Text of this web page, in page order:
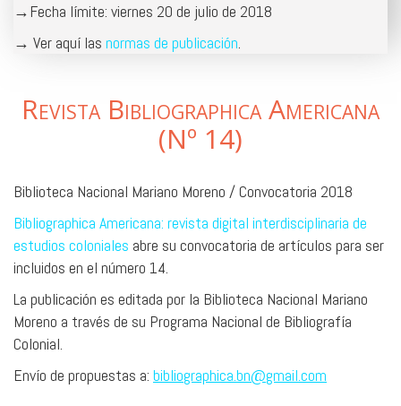
→Fecha límite: viernes 20 de julio de 2018
→ Ver aquí las normas de publicación.
Revista Bibliographica Americana
(Nº 14)
Biblioteca Nacional Mariano Moreno / Convocatoria 2018
Bibliographica Americana: revista digital interdisciplinaria de
estudios coloniales abre su convocatoria de artículos para ser
incluidos en el número 14.
La publicación es editada por la Biblioteca Nacional Mariano
Moreno a través de su Programa Nacional de Bibliografía
Colonial.
Envío de propuestas a: bibliographica.bn@gmail.com